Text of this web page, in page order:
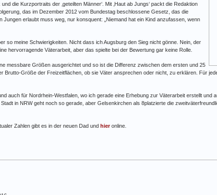
die Kurzportraits der ‚geteilten Männer‘. Mit ‚Haut ab Jungs‘ packt die Redaktion
das im Dezember 2012 vom Bundestag beschlossene Gesetz, das die
Jungen erlaubt muss weg, nur konsquent: „Niemand hat ein Kind anzufassen, wenn
so meine Schwierigkeiten. Nicht dass ich Augsburg den Sieg nicht gönne. Nein, der
hervorragende Väterarbeit, aber das spielte bei der Bewertung gar keine Rolle.
messbare Größen ausgerichtet und so ist die Differenz zwischen dem ersten und 25
Brutto-Größe der Freizeitflächen, ob sie Väter ansprechen oder nicht, zu erklären. Für
auch für Nordrhein-Westfalen, wo ich gerade eine Erhebung zur Väterarbeit erstellt und
in NRW geht noch so gerade, aber Gelsenkirchen als 8platzierte die
Zahlen gibt es in der neuen Dad und hieronline.